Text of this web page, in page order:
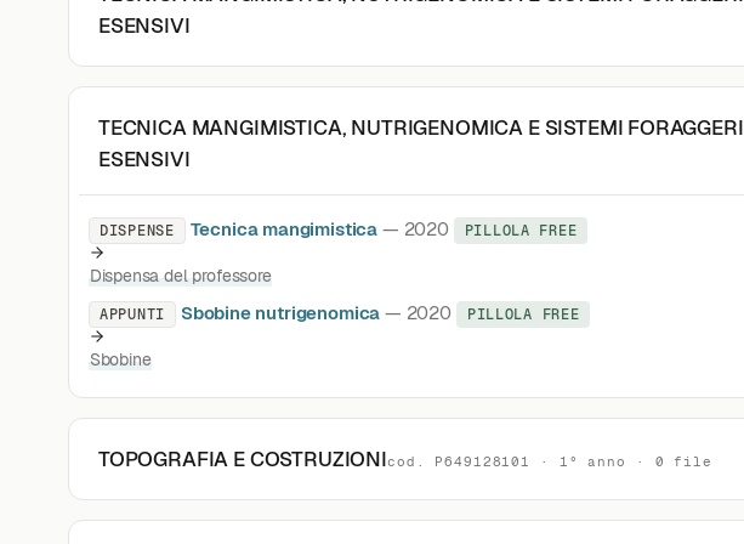
ESENSIVI
TECNICA MANGIMISTICA, NUTRIGENOMICA E SISTEMI FORAGGERI
ESENSIVI
DISPENSE Tecnica mangimistica — 2020 PILLOLA FREE
Dispensa del professore
APPUNTI Sbobine nutrigenomica — 2020 PILLOLA FREE
Sbobine
TOPOGRAFIA E COSTRUZIONIcod. P649128101 · 1° anno · 0 file